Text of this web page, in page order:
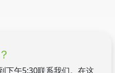
下午5:30联系我们。在这